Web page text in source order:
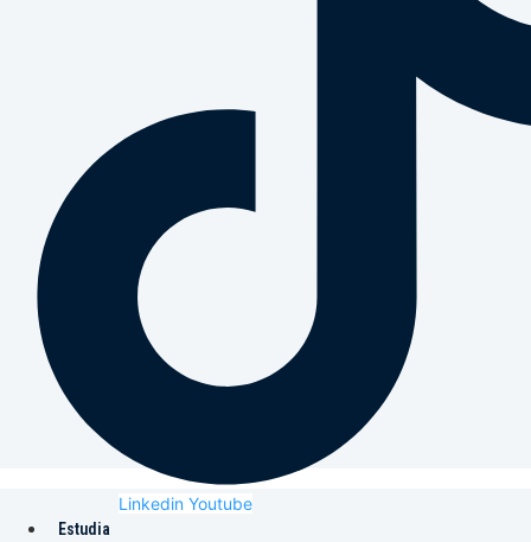
Linkedin Youtube
Estudia